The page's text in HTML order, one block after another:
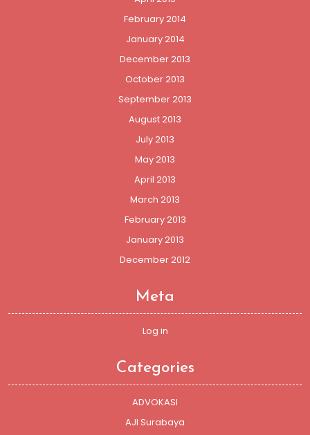
February 2014
January 2014
December 2013
October 2013
September 2013
August 2013
July 2013
May 2013
April 2013
March 2013
February 2013
January 2013
December 2012
Meta
Log in
Categories
ADVOKASI
AJI Surabaya